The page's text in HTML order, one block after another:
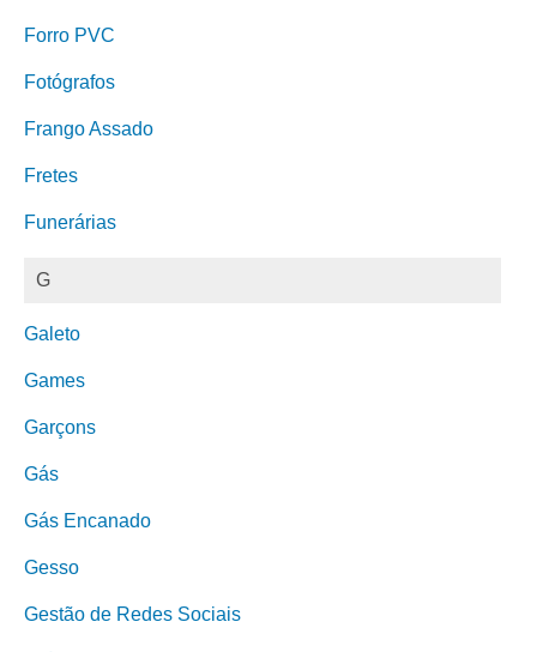
Forro PVC
Fotógrafos
Frango Assado
Fretes
Funerárias
G
Galeto
Games
Garçons
Gás
Gás Encanado
Gesso
Gestão de Redes Sociais